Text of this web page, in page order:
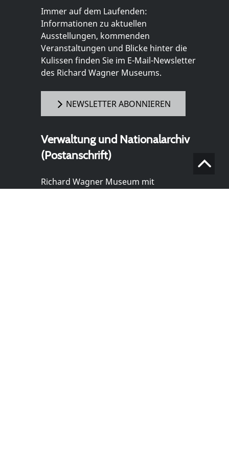
Immer auf dem Laufenden:
Informationen zu aktuellen
Ausstellungen, kommenden
Veranstaltungen und Blicke hinter die
Kulissen finden Sie im E-Mail-Newsletter
des Richard Wagner Museums.
NEWSLETTER ABONNIEREN
Verwaltung und Nationalarchiv
(Postanschrift)
Richard Wagner Museum mit